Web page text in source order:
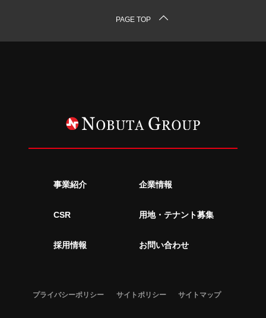
PAGE TOP
事業紹介 企業情報
CSR 用地・テナント募集
採用情報 お問い合わせ
プライバシーポリシー サイトポリシー サイトマップ